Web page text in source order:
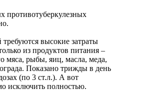
противотуберкулезных
высокие затраты
из продуктов питания –
мяса, рыбы, яиц, масла, меда,
Показано трижды в день
(по 3 ст.л.). А вот
исключить полностью.